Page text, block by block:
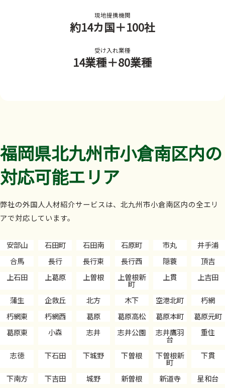
現地提携機関
約14カ国＋100社
受け入れ業種
14業種＋80業種
福岡県北九州市小倉南区内の
対応可能エリア
弊社の外国人人材紹介サービスは、北九州市小倉南区内の全エリ
アで対応しています。
安部山 石田町 石田南 石原町 市丸
井手浦
合馬
長行 長行東 長行西 隠蓑
頂吉
上石田
上葛原 上曽根 上曽根新
町
上貫 上吉田
蒲生 企救丘 北方 木下 空港北町
朽網
朽網東
朽網西 葛原 葛原高松 葛原本町
葛原元町
葛原東
小森 志井 志井公園 志井鷹羽
台
重住
志徳 下石田 下城野 下曽根 下曽根新
町
下貫
下南方 下吉田 城野 新曽根 新道寺
星和台